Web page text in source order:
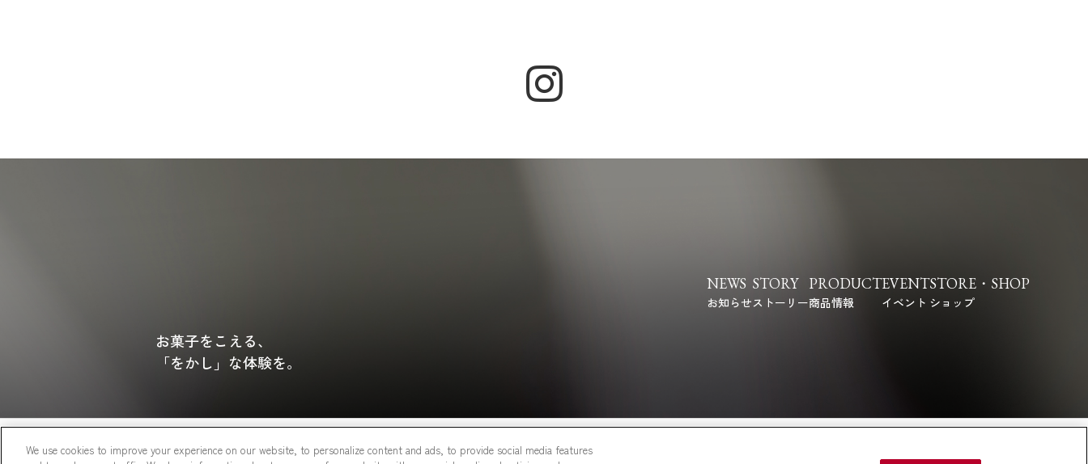
お菓子をこえる、
「をかし」な体験を。
NEWS
お知らせ
STORY
ストーリー
PRODUCT
商品情報
EVENT
イベント
STORE・SHOP
ショップ
プライバシーポリシー ご利用規約
We use cookies to improve your experience on our website, to personalize content and ads, to provide social media features